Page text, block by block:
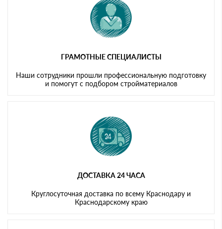
ГРАМОТНЫЕ СПЕЦИАЛИСТЫ
Наши сотрудники прошли профессиональную подготовку
и помогут с подбором стройматериалов
ДОСТАВКА 24 ЧАСА
Круглосуточная доставка по всему Краснодару и
Краснодарскому краю